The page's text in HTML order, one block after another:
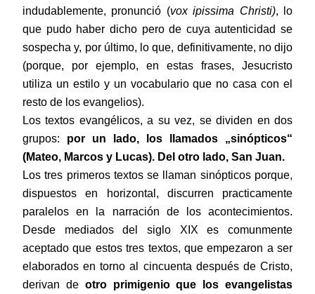
indudablemente, pronunció (vox ipissima Christi), lo
que pudo haber dicho pero de cuya autenticidad se
sospecha y, por último, lo que, definitivamente, no dijo
(porque, por ejemplo, en estas frases, Jesucristo
utiliza un estilo y un vocabulario que no casa con el
resto de los evangelios).
Los textos evangélicos, a su vez, se dividen en dos
grupos: por un lado, los llamados „sinópticos“
(Mateo, Marcos y Lucas). Del otro lado, San Juan.
Los tres primeros textos se llaman sinópticos porque,
dispuestos en horizontal, discurren practicamente
paralelos en la narración de los acontecimientos.
Desde mediados del siglo XIX es comunmente
aceptado que estos tres textos, que empezaron a ser
elaborados en torno al cincuenta después de Cristo,
derivan de otro primigenio que los evangelistas